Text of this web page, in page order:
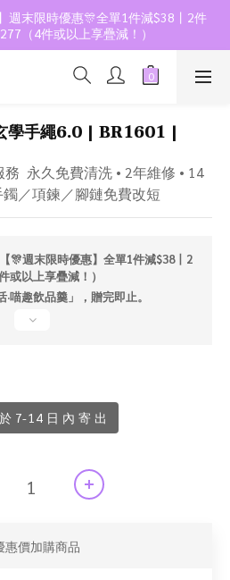
週末限時優惠🎊全單1件減$38丨2件
（4件或以上享疊減！）
學手繩6.0 | BR1601 |
永久免費清洗 • 2年維修 • 14
／項鍊／腳鏈免費改短
🎊週末限時優惠】全單1件減$38丨2
或以上享疊減！）
喵趣飲品羹」，贈完即止。
7-14 日 內 寄 出
惠價加購商品